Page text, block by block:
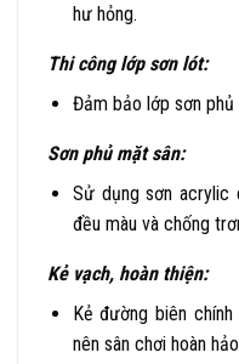
hư hỏng.
Thi công lớp sơn lót:
Đảm bảo lớp sơn phủ
Sơn phủ mặt sân:
Sử dụng sơn acrylic
đều màu và chống
Kẻ vạch, hoàn thiện:
Kẻ đường biên
nên sân chơi hoàn